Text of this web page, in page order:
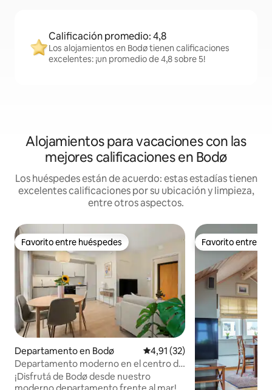
Calificación promedio: 4,8
Los alojamientos en Bodø tienen calificaciones
excelentes: ¡un promedio de 4,8 sobre 5!
Alojamientos para vacaciones con las
mejores calificaciones en Bodø
Los huéspedes están de acuerdo: estas estadías tienen
excelentes calificaciones por su ubicación y limpieza,
entre otros aspectos.
Favorito entre huéspedes
Favorito entre huéspedes
Departamento en Bodø Calificación promedio: 4,91 de
4,91 (32)
Departamento moderno en el centro de
Bodø
¡Disfrutá de Bodø desde nuestro
Favorito entre
Favorito entre